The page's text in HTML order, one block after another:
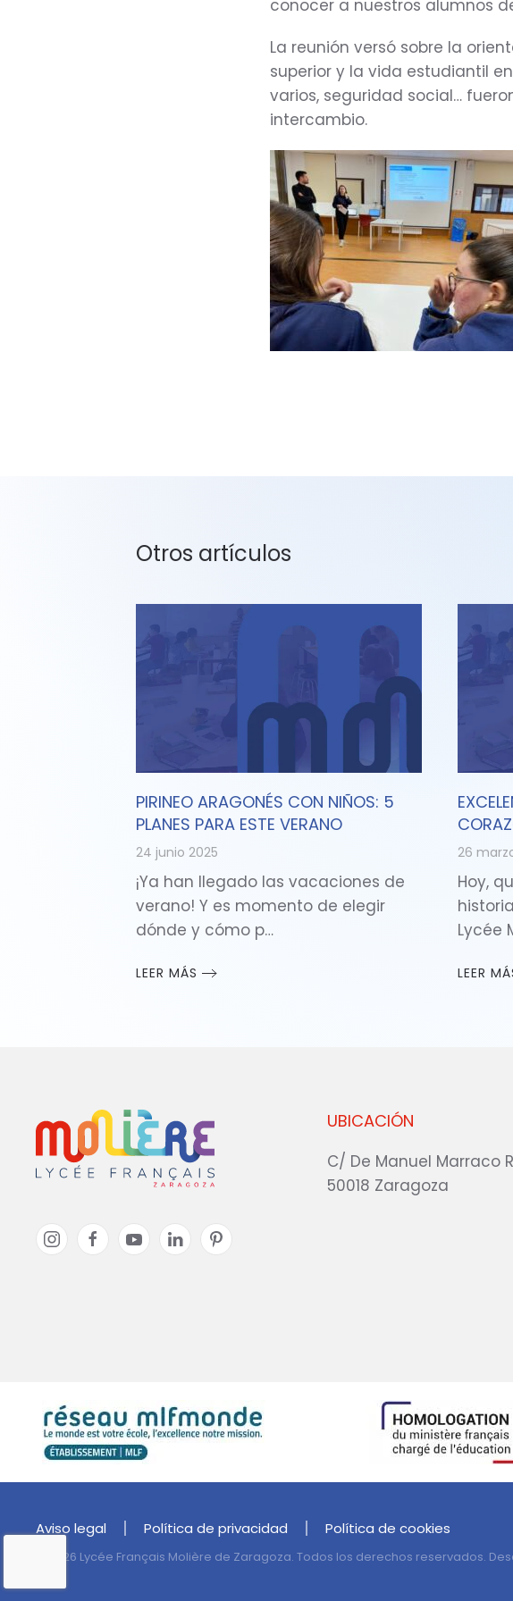
conocer a nuestros alumnos
La reunión versó sobre la
superior y la vida estudiantil
varios, seguridad social…
intercambio.
Otros artículos
PIRINEO ARAGONÉS CON NIÑOS: 5
PLANES PARA ESTE VERANO
24 junio 2025
¡Ya han llegado las vacaciones de
verano! Y es momento de elegir
dónde y cómo p…
LEER MÁS
26
Hoy,
Lycée
LEER
UBICACIÓN
C/ De Manuel Marraco
50018 Zaragoza
Aviso legal Política de privacidad Política de cookies
2026 Lycée Français Molière de Zaragoza. Todos los derechos reservados.